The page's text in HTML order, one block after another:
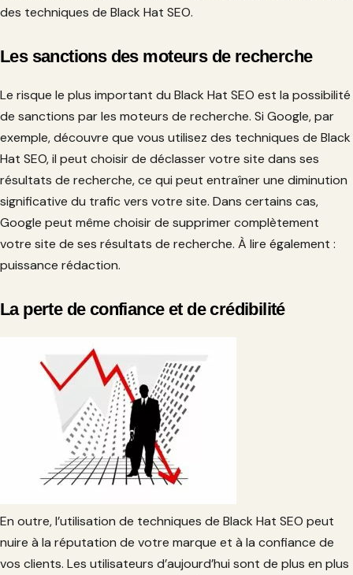
des techniques de Black Hat SEO.
Les sanctions des moteurs de recherche
Le risque le plus important du Black Hat SEO est la possibilité
de sanctions par les moteurs de recherche. Si Google, par
exemple, découvre que vous utilisez des techniques de Black
Hat SEO, il peut choisir de déclasser votre site dans ses
résultats de recherche, ce qui peut entraîner une diminution
significative du trafic vers votre site. Dans certains cas,
Google peut même choisir de supprimer complètement
votre site de ses résultats de recherche. À lire également :
puissance rédaction.
La perte de confiance et de crédibilité
En outre, l’utilisation de techniques de Black Hat SEO peut
nuire à la réputation de votre marque et à la confiance de
vos clients. Les utilisateurs d’aujourd’hui sont de plus en plus